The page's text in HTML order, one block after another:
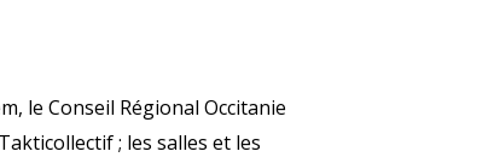
le Conseil Régional Occitanie
; les salles et les